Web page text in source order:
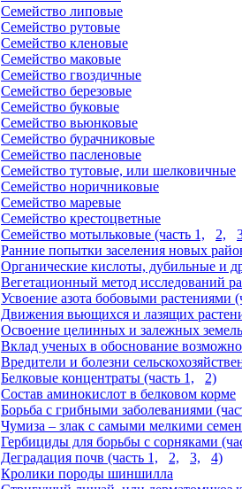
Семейство липовые
Семейство рутовые
Семейство кленовые
Семейство маковые
Семейство гвоздичные
Семейство березовые
Семейство буковые
Семейство вьюнковые
Семейство бурачниковые
Семейство пасленовые
Семейство тутовые, или шелковичные
Семейство норичниковые
Семейство маревые
Семейство крестоцветные
Семейство мотыльковые (часть 1,
2,
Ранние попытки заселения новых
Органические кислоты, дубильные и
Вегетационный метод исследований
Усвоение азота бобовыми растениями
Движения вьющихся и лазящих
Освоение целинных и залежных земель
Вклад ученых в обоснование
Вредители и болезни
Белковые концентраты (часть 1,
2)
Состав аминокислот в белковом корме
Борьба с грибными заболеваниями
Чумиза – злак с самыми мелкими
Гербициды для борьбы с сорняками
Деградация почв (часть 1,
2, 3,
4)
Кролики породы шиншилла